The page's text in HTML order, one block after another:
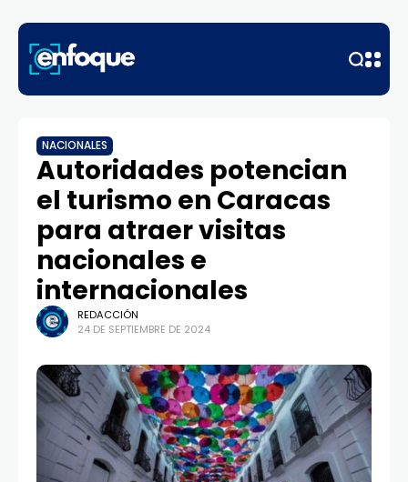
NACIONALES
Autoridades potencian
el turismo en Caracas
para atraer visitas
nacionales e
internacionales
REDACCIÓN
24 DE SEPTIEMBRE DE 2024